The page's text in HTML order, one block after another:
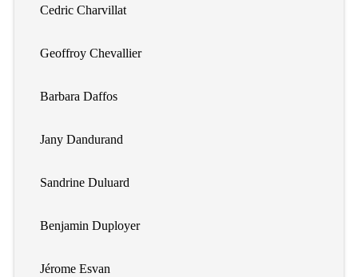
Cedric Charvillat
Geoffroy Chevallier
Barbara Daffos
Jany Dandurand
Sandrine Duluard
Benjamin Duployer
Jérome Esvan